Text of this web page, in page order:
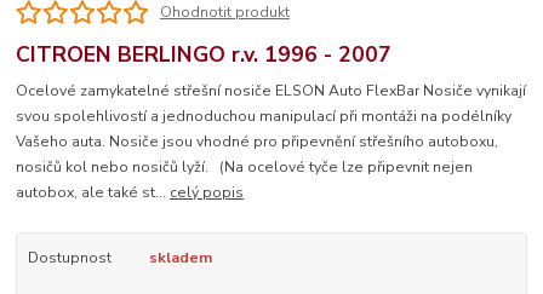
Ohodnotit produkt
CITROEN BERLINGO r.v. 1996 - 2007
Ocelové zamykatelné střešní nosiče ELSON Auto FlexBar Nosiče vynikají
svou spolehlivostí a jednoduchou manipulací při montáži na podélníky
Vašeho auta. Nosiče jsou vhodné pro připevnění střešního autoboxu,
nosičů kol nebo nosičů lyží. (Na ocelové tyče lze připevnit nejen
autobox, ale také st... celý popis
Dostupnost skladem